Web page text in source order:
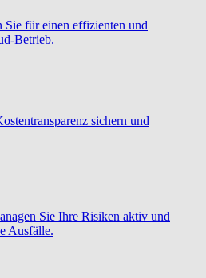
Sie für einen effizienten und
Betrieb.
sichern und
Sie Ihre Risiken aktiv und
Ausfälle.